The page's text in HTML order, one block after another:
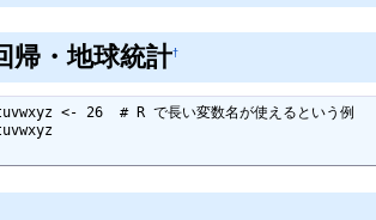
帰・地球統計†
<- 26  # R で長い変数名が使えるという例